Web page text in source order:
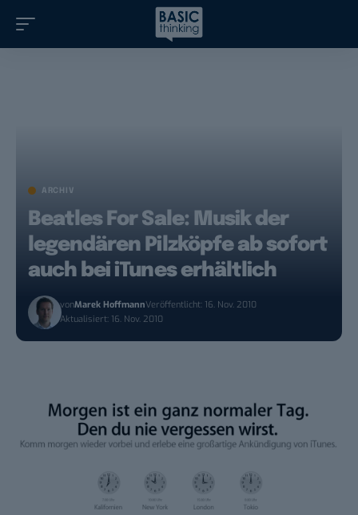
ARCHIV
Beatles For Sale: Musik der
legendären Pilzköpfe ab sofort
auch bei iTunes erhältlich
vonMarek HoffmannVeröffentlicht: 16. Nov. 2010
Aktualisiert: 16. Nov. 2010